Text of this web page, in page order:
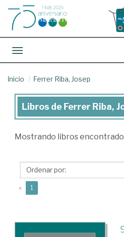
Toggle navigation
Inicio Ferrer Riba, Josep
Libros
Ferrer
Josep
Libros de Ferrer Riba,
Mostrando libros
« 1